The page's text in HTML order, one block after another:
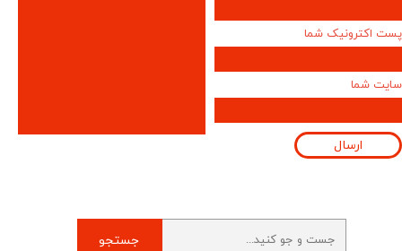
پست اکترونیک شما
سایت شما
ارسال
جستجو